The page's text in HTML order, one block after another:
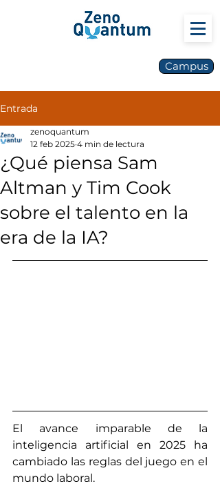
Campus
Entrada
¿Qué piensa Sam
Altman y Tim Cook
sobre el talento en la
era de la IA?
zenoquantum
12 feb 2025 4 min de lectura
El avance imparable de la
inteligencia artificial en 2025 ha
cambiado las reglas del juego en el
mundo laboral.